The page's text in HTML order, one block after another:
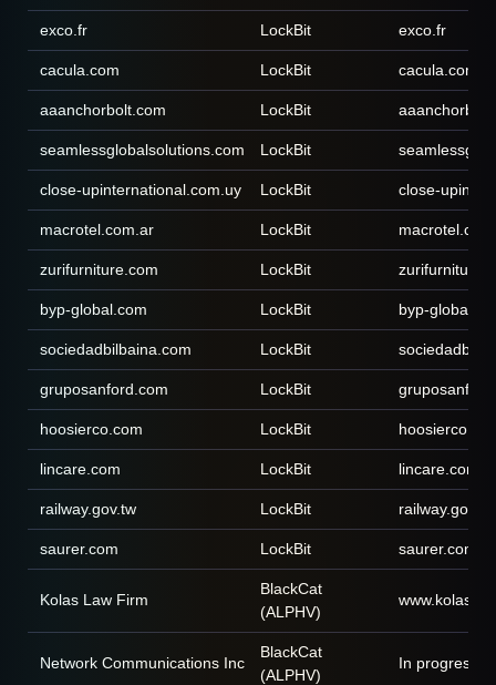
exco.fr LockBit exco.fr
cacula.com LockBit cacula.com
aaanchorbolt.com LockBit
seamlessglobalsolutions.com LockBit
close-upinternational.com.uy LockBit close-
macrotel.com.ar LockBit
zurifurniture.com LockBit
byp-global.com LockBit byp-
sociedadbilbaina.com LockBit
gruposanford.com LockBit
hoosierco.com LockBit
lincare.com LockBit lincare.com
railway.gov.tw LockBit railway.gov.tw
saurer.com LockBit saurer.com
Kolas Law Firm
BlackCat
(ALPHV)
Network Communications Inc
BlackCat
(ALPHV)
In progress